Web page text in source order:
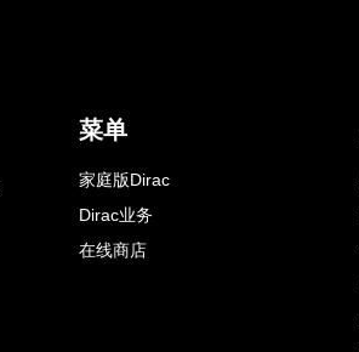
菜单
家庭版Dirac
Dirac业务
在线商店